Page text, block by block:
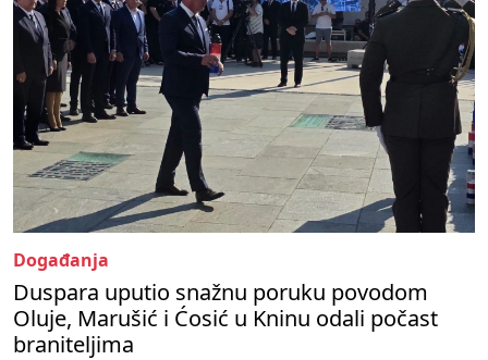
Događanja
Duspara uputio snažnu poruku povodom
Oluje, Marušić i Ćosić u Kninu odali počast
braniteljima